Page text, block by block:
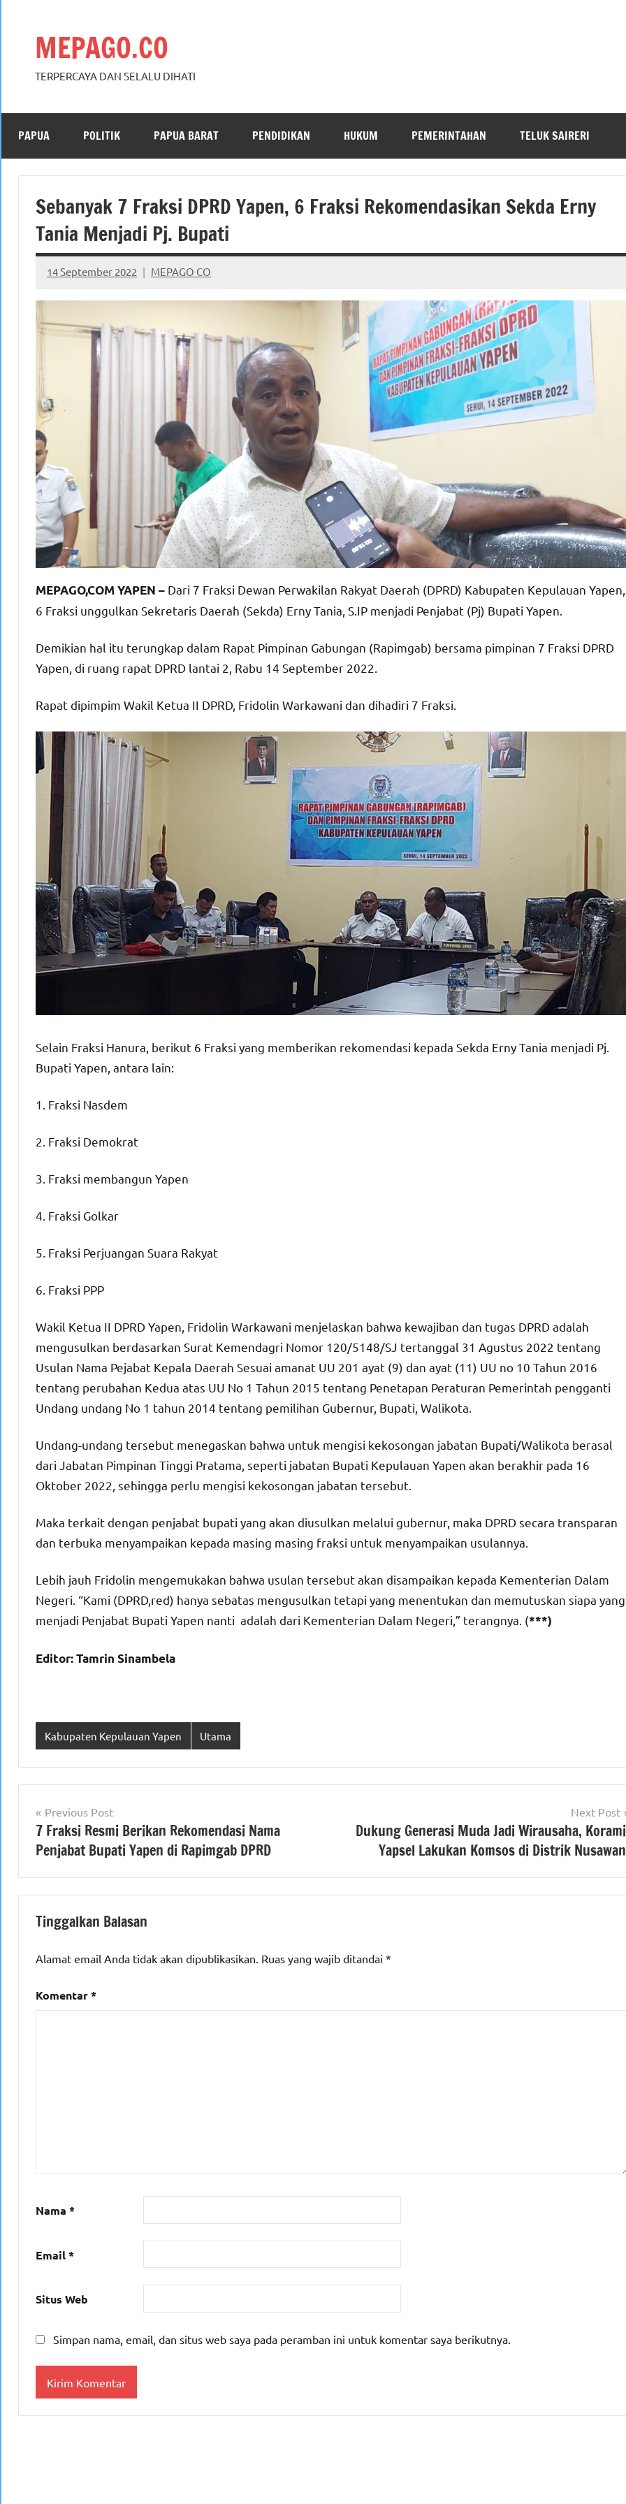
MEPAGO.CO
TERPERCAYA DAN SELALU DIHATI
PAPUA POLITIK PAPUA BARAT PENDIDIKAN HUKUM PEMERINTAHAN TELUK SAIRERI
Sebanyak 7 Fraksi DPRD Yapen, 6 Fraksi Rekomendasikan Sekda Erny
Tania Menjadi Pj. Bupati
14 September 2022 MEPAGO CO
No
comments
MEPAGO,COM YAPEN – Dari 7 Fraksi Dewan Perwakilan Rakyat Daerah (DPRD) Kabupaten Kepulauan Yapen,
6 Fraksi unggulkan Sekretaris Daerah (Sekda) Erny Tania, S.IP menjadi Penjabat (Pj) Bupati Yapen.
Demikian hal itu terungkap dalam Rapat Pimpinan Gabungan (Rapimgab) bersama pimpinan 7 Fraksi DPRD
Yapen, di ruang rapat DPRD lantai 2, Rabu 14 September 2022.
Rapat dipimpim Wakil Ketua II DPRD, Fridolin Warkawani dan dihadiri 7 Fraksi.
Selain Fraksi Hanura, berikut 6 Fraksi yang memberikan rekomendasi kepada Sekda Erny Tania menjadi Pj.
Bupati Yapen, antara lain:
1. Fraksi Nasdem
2. Fraksi Demokrat
3. Fraksi membangun Yapen
4. Fraksi Golkar
5. Fraksi Perjuangan Suara Rakyat
6. Fraksi PPP
Wakil Ketua II DPRD Yapen, Fridolin Warkawani menjelaskan bahwa kewajiban dan tugas DPRD adalah
mengusulkan berdasarkan Surat Kemendagri Nomor 120/5148/SJ tertanggal 31 Agustus 2022 tentang
Usulan Nama Pejabat Kepala Daerah Sesuai amanat UU 201 ayat (9) dan ayat (11) UU no 10 Tahun 2016
tentang perubahan Kedua atas UU No 1 Tahun 2015 tentang Penetapan Peraturan Pemerintah pengganti
Undang undang No 1 tahun 2014 tentang pemilihan Gubernur, Bupati, Walikota.
Undang-undang tersebut menegaskan bahwa untuk mengisi kekosongan jabatan Bupati/Walikota berasal
dari Jabatan Pimpinan Tinggi Pratama, seperti jabatan Bupati Kepulauan Yapen akan berakhir pada 16
Oktober 2022, sehingga perlu mengisi kekosongan jabatan tersebut.
Maka terkait dengan penjabat bupati yang akan diusulkan melalui gubernur, maka DPRD secara transparan
dan terbuka menyampaikan kepada masing masing fraksi untuk menyampaikan usulannya.
Lebih jauh Fridolin mengemukakan bahwa usulan tersebut akan disampaikan kepada Kementerian Dalam
Negeri. “Kami (DPRD,red) hanya sebatas mengusulkan tetapi yang menentukan dan memutuskan siapa yang
menjadi Penjabat Bupati Yapen nanti adalah dari Kementerian Dalam Negeri,” terangnya. (***)
Editor: Tamrin Sinambela
Kabupaten Kepulauan Yapen Utama
Navigasi
pos
Previous Post
7 Fraksi Resmi Berikan Rekomendasi Nama
Penjabat Bupati Yapen di Rapimgab DPRD
Next Post
Dukung Generasi Muda Jadi Wirausaha,
Yapsel Lakukan Komsos di Distrik
Tinggalkan Balasan
Alamat email Anda tidak akan dipublikasikan. Ruas yang wajib ditandai *
Komentar*
Nama *
Email*
Situs Web
Simpan nama, email, dan situs web saya pada peramban ini untuk komentar saya berikutnya.